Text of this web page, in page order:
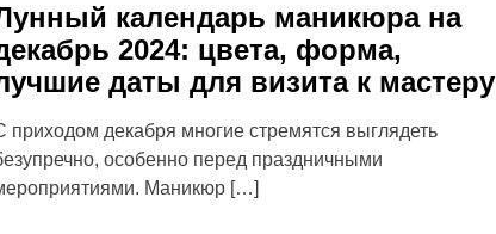
календарь маникюра на
2024: цвета, форма,
даты для визита к мастеру
приходом декабря многие стремятся выглядеть
особенно перед праздничными
Маникюр […]